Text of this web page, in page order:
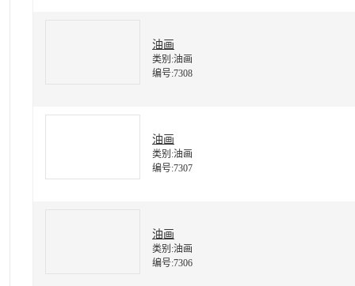
油画
类别:油画
编号:7308
油画
类别:油画
编号:7307
油画
类别:油画
编号:7306